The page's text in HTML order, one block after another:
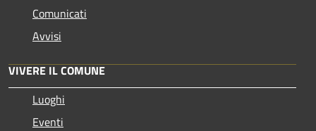
Comunicati
Avvisi
VIVERE IL COMUNE
Luoghi
Eventi